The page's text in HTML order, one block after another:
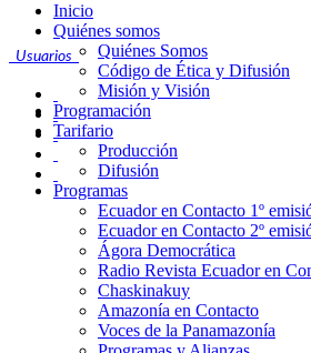
Usuarios
Inicio
Quiénes somos
Quiénes Somos
Código de Ética y Difusión
Misión y Visión
Programación
Tarifario
Producción
Difusión
Programas
Ecuador en Contacto 1º
Ecuador en Contacto 2º
Ágora Democrática
Radio Revista Ecuador en
Chaskinakuy
Amazonía en Contacto
Voces de la Panamazonía